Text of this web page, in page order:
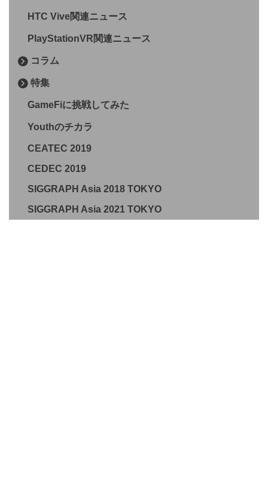
HTC Vive関連ニュース
PlayStationVR関連ニュース
コラム
特集
GameFiに挑戦してみた
Youthのチカラ
CEATEC 2019
CEDEC 2019
SIGGRAPH Asia 2018 TOKYO
SIGGRAPH Asia 2021 TOKYO